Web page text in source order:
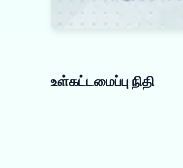
உள்கட்டமைப்பு நிதி